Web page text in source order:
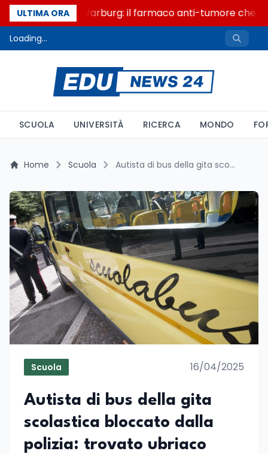
ULTIMA ORA
Un secolo di Warburg: il farmaco anti-tumore che
Loading...
SCUOLA UNIVERSITÀ RICERCA MONDO
Home Scuola Autista di bus della gita scolastica bloccato dalla polizia: trovato ubriaco
Scuola 16/04/2025
Autista di bus della gita
scolastica bloccato dalla
polizia: trovato ubriaco